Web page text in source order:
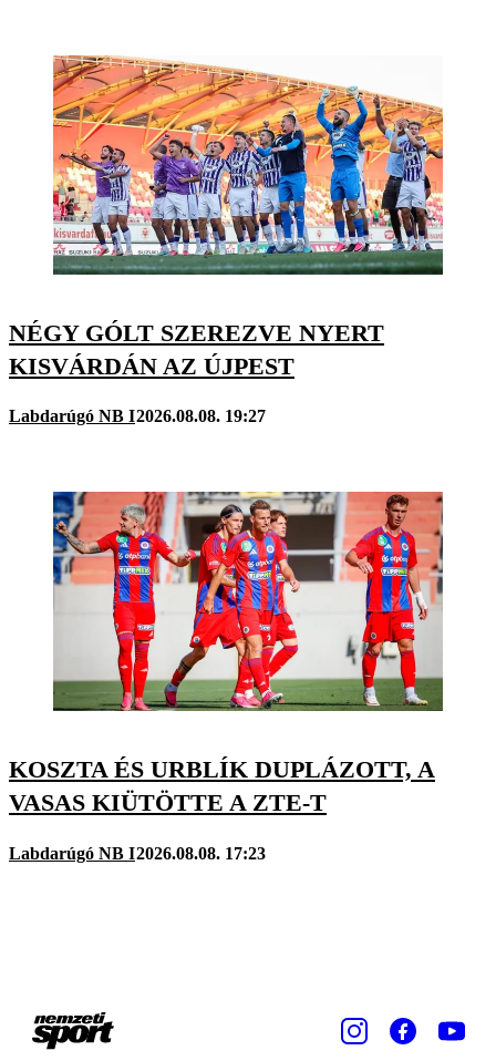
NÉGY GÓLT SZEREZVE NYERT
KISVÁRDÁN AZ ÚJPEST
Labdarúgó NB I2026.08.08. 19:27
KOSZTA ÉS URBLÍK DUPLÁZOTT, A
VASAS KIÜTÖTTE A ZTE-T
Labdarúgó NB I2026.08.08. 17:23